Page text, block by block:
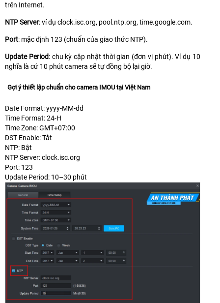
trên Internet.
NTP Server: ví dụ clock.isc.org, pool.ntp.org, time.google.com.
Port: mặc định 123 (chuẩn của giao thức NTP).
Update Period: chu kỳ cập nhật thời gian (đơn vị phút). Ví dụ 10
nghĩa là cứ 10 phút camera sẽ tự đồng bộ lại giờ.
Gợi ý thiết lập chuẩn cho camera IMOU tại Việt Nam
Date Format: yyyy-MM-dd
Time Format: 24-H
Time Zone: GMT+07:00
DST Enable: Tắt
NTP: Bật
NTP Server: clock.isc.org
Port: 123
Update Period: 10–30 phút